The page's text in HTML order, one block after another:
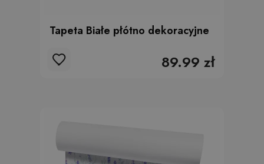
Tapeta Białe płótno dekoracyjne
89.99 zł